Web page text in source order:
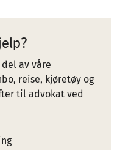
av våre
reise, kjøretøy og
til advokat ved